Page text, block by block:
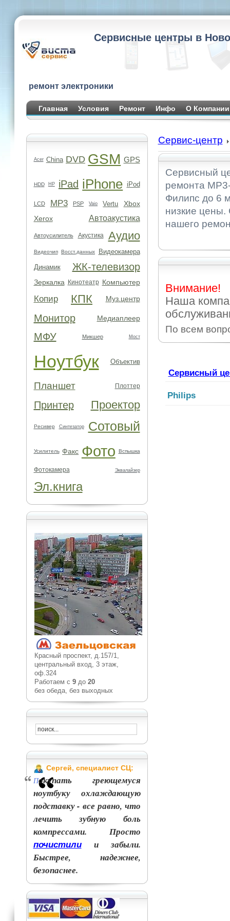
Сервисные центры в
ремонт электроники
Главная Условия Ремонт Инфо О Компании
Acer China DVD GSM GPS
HDD HP iPad iPhone iPod
LCD MP3 PSP Vaio Vertu
Xbox
Xerox
Автоакустика
Автоусилитель Акустика Аудио
Видеочип Восст.данных
Видеокамера
Динамик
ЖК-телевизор
Зеркалка Кинотеатр Компьютер
Копир КПК Муз.центр
Монитор Медиаплеер
МФУ Микшер Мост
Ноутбук Объектив
Планшет Плоттер
Принтер Проектор
Ресивер Синтезатор Сотовый
Усилитель Факс Фото Вспышка
Фотокамера Эквалайзер
Эл.книга
Красный проспект, д.157/1,
центральный вход, 3 этаж,
оф.324
Работаем с 9до 20
без обеда, без выходных
Сергей, специалист СЦ:
Покупать греющемуся
ноутбуку охлаждающую
подставку - все равно, что
лечить зубную боль
компрессами. Просто
почистилии забыли.
Быстрее, надежнее,
безопаснее.
Сервис-центр
Сервисный
ремонта
Филипс до 6
низкие цены.
нашего
Внимание!
Наша
По всем
Сервисный
Philips